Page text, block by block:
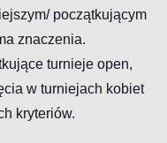
początkującym
znaczenia.
turnieje open,
w turniejach kobiet
kryteriów.